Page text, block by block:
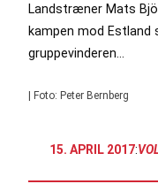
Landstræner Mats
kampen mod Estland
gruppevinderen…
| Foto: Peter Bernberg
15. APRIL 2017: